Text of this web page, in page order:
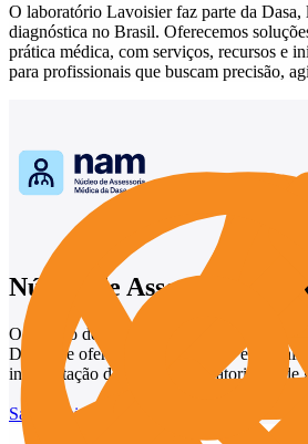
O laboratório Lavoisier faz parte da Dasa,
diagnóstica no Brasil. Oferecemos
prática médica, com serviços, recursos e
para profissionais que buscam precisão,
Núcleo de Assessoria
O Núcleo de Assessoria Médica (NAM) é
Dasa que oferece suporte clínico
interpretação de exames laboratoriais e de
Saber mais